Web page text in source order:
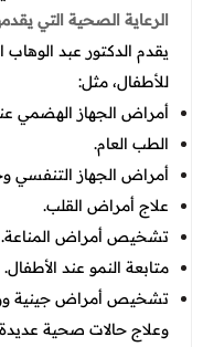
الرعاية الصحية التي
يقدم الدكتور عبد الوهاب
للأطفال، مثل:
أمراض الجهاز الهضمي
الطب العام.
أمراض الجهاز التنفسي
علاج أمراض القلب.
تشخيص أمراض المناعة.
متابعة النمو عند الأطفال.
تشخيص أمراض جينية
وعلاج حالات صحية